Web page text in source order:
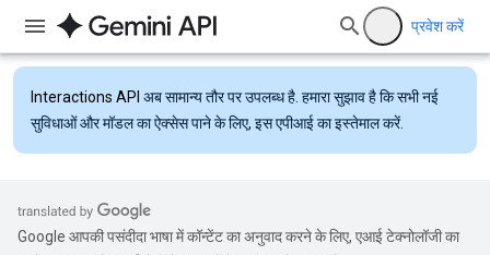
प्रवेश करें
Interactions API अब सामान्य तौर पर उपलब्ध है. हमारा सुझाव है कि सभी नई
सुविधाओं और मॉडल का ऐक्सेस पाने के लिए, इस एपीआई का इस्तेमाल करें.
Google आपकी पसंदीदा भाषा में कॉन्टेंट का अनुवाद करने के लिए, एआई टेक्नोलॉजी का